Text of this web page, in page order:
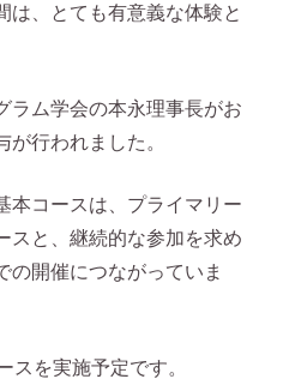
は、とても有意義な体験と
ラム学会の本永理事長がお
行われました。
本コースは、プライマリー
スと、継続的な参加を求め
の開催につながっていま
スを実施予定です。